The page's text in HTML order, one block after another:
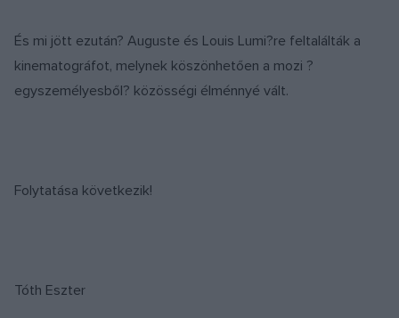
És mi jött ezután? Auguste és Louis Lumi?re feltalálták a
kinematográfot, melynek köszönhetően a mozi ?
egyszemélyesből? közösségi élménnyé vált.
Folytatása következik!
Tóth Eszter